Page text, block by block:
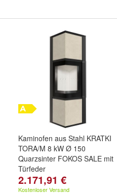
Kaminofen aus Stahl KRATKI
TORA/M 8 kW Ø 150
Quarzsinter FOKOS SALE mit
Türfeder
2.171,91 €
Kostenloser Versand